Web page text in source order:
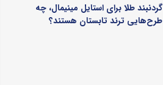
گردنبند طلا برای استایل مینیمال، چه
طرح‌هایی ترند تابستان هستند؟